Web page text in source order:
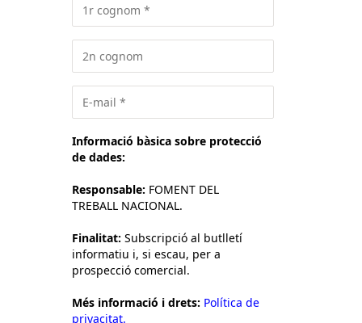
Informació bàsica sobre protecció
de dades:
Responsable: FOMENT DEL
TREBALL NACIONAL.
Finalitat: Subscripció al butlletí
informatiu i, si escau, per a
prospecció comercial.
Més informació i drets: Política de
privacitat.